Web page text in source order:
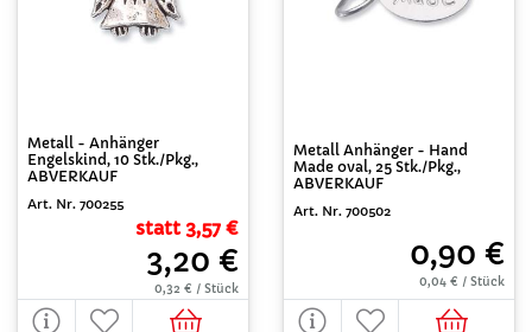
Metall - Anhänger
Engelskind, 10 Stk./Pkg.,
ABVERKAUF
Art. Nr. 700255
statt 3,57 €
3,20 €
0,32 € / Stück
Metall Anhänger - Hand
Made oval, 25 Stk./Pkg.,
ABVERKAUF
Art. Nr. 700502
0,90 €
0,04 € / Stück